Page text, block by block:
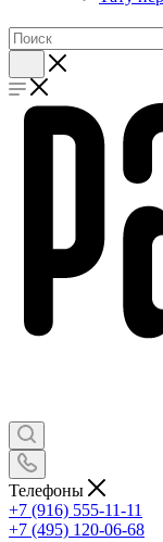
Телефоны
+7 (916) 555-11-11
+7 (495) 120-06-68